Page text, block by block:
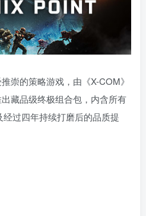
崇的策略游戏，由《X-COM》
藏品级终极组合包，内含所有
过四年持续打磨后的品质提